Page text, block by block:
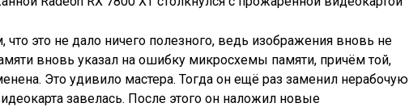
это не дало ничего полезного, ведь изображения вновь не
вновь указал на ошибку микросхемы памяти, причём той,
Это удивило мастера. Тогда он ещё раз заменил нерабочую
завелась. После этого он наложил новые